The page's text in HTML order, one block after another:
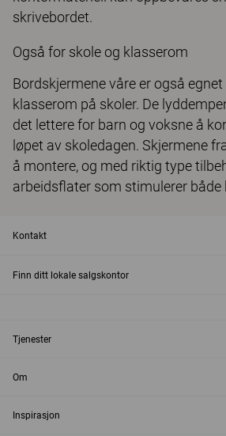
skrivebordet.
Også for skole og klasserom
Bordskjermene våre er også
klasserom på skoler. De
det lettere for barn og voksne å
løpet av skoledagen. Skjermene
å montere, og med riktig type
arbeidsflater som stimulerer både
Kontakt
Finn ditt lokale salgskontor
Tjenester
Om
Inspirasjon